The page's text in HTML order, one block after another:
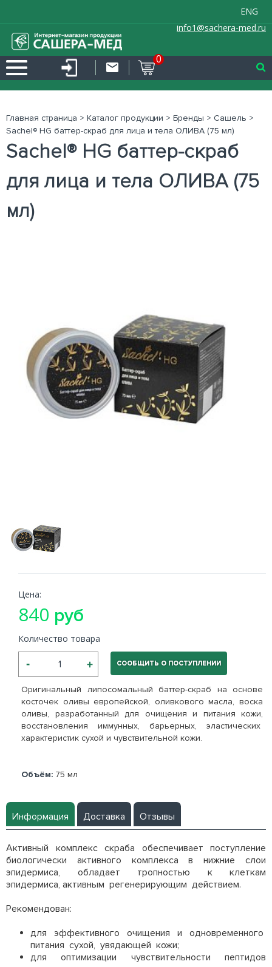
ENG
info1@sachera-med.ru
0
Главная страница > Каталог продукции > Бренды > Сашель >
Sachel® HG баттер-скраб для лица и тела ОЛИВА (75 мл)
Sachel® HG баттер-скраб
для лица и тела ОЛИВА (75
мл)
Оригинальный липосомальный баттер-скраб на основе
косточек оливы европейской, оливкового масла, воска
оливы, разработанный для очищения и питания кожи,
восстановления иммунных, барьерных, эластических
характеристик сухой и чувствительной кожи.
Объём: 75 мл
Цена:
840 руб
Количество товара
СООБЩИТЬ О ПОСТУПЛЕНИИ
Информация Доставка Отзывы
Активный комплекс скраба обеспечивает поступление
биологически активного комплекса в нижние слои
эпидермиса, обладает тропностью к клеткам
эпидермиса, активным регенерирующим действием.
Рекомендован:
для эффективного очищения и одновременного
питания сухой, увядающей кожи;
для оптимизации чувствительности пептидов